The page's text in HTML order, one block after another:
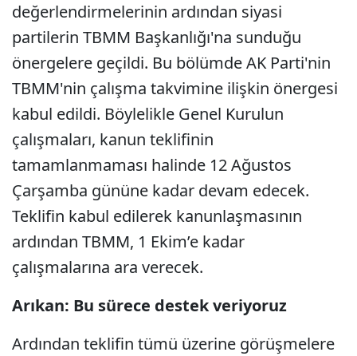
değerlendirmelerinin ardından siyasi
partilerin TBMM Başkanlığı'na sunduğu
önergelere geçildi. Bu bölümde AK Parti'nin
TBMM'nin çalışma takvimine ilişkin önergesi
kabul edildi. Böylelikle Genel Kurulun
çalışmaları, kanun teklifinin
tamamlanmaması halinde 12 Ağustos
Çarşamba gününe kadar devam edecek.
Teklifin kabul edilerek kanunlaşmasının
ardından TBMM, 1 Ekim’e kadar
çalışmalarına ara verecek.
Arıkan: Bu sürece destek veriyoruz
Ardından teklifin tümü üzerine görüşmelere